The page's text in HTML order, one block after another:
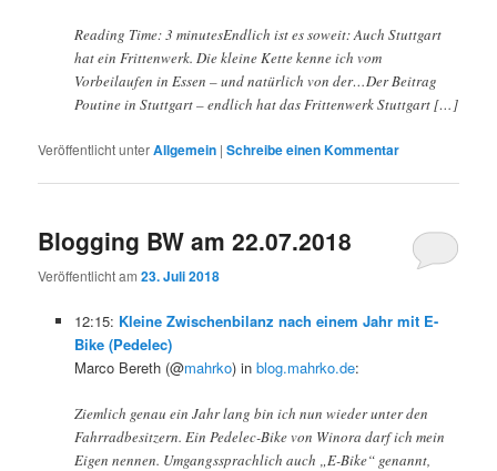
Reading Time: 3 minutesEndlich ist es soweit: Auch Stuttgart
hat ein Frittenwerk. Die kleine Kette kenne ich vom
Vorbeilaufen in Essen – und natürlich von der…Der Beitrag
Poutine in Stuttgart – endlich hat das Frittenwerk Stuttgart […]
Veröffentlicht unterAllgemein |Schreibe einen Kommentar
Blogging BW am 22.07.2018
Veröffentlicht am23. Juli 2018
12:15: Kleine Zwischenbilanz nach einem Jahr mit E-
Bike (Pedelec)
Marco Bereth (@mahrko) in blog.mahrko.de:
Ziemlich genau ein Jahr lang bin ich nun wieder unter den
Fahrradbesitzern. Ein Pedelec-Bike von Winora darf ich mein
Eigen nennen. Umgangssprachlich auch „E-Bike“ genannt,